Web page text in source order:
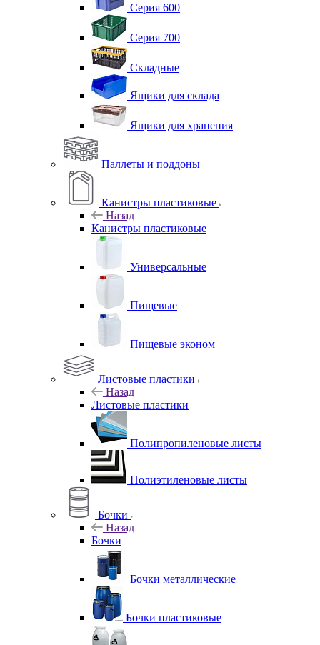
Серия 600
Серия 700
Складные
Ящики для склада
Ящики для хранения
Паллеты и поддоны
Канистры пластиковые
Назад
Канистры пластиковые
Универсальные
Пищевые
Пищевые эконом
Листовые пластики
Назад
Листовые пластики
Полипропиленовые листы
Полиэтиленовые листы
Бочки
Назад
Бочки
Бочки металлические
Бочки пластиковые